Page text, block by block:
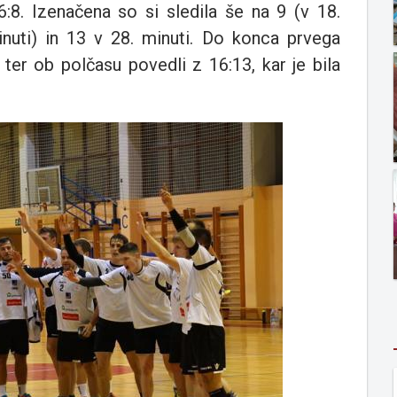
Izenačena so si sledila še na 9 (v 18.
in 13 v 28. minuti. Do konca prvega
ob polčasu povedli z 16:13, kar je bila